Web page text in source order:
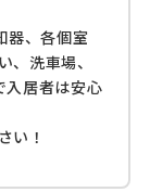
器、各個室
洗車場、
入居者は安心
い！